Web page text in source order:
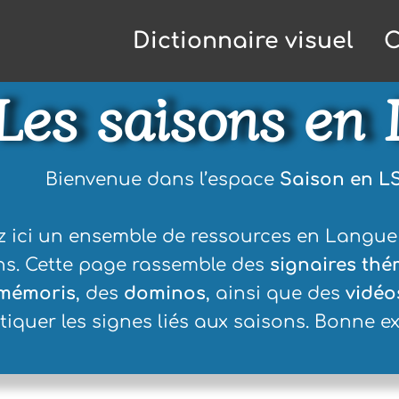
Dictionnaire visuel
saisons en
Bienvenue dans l’espace Saison en
ici un ensemble de ressources en
Cette page rassemble des signaires
, des dominos, ainsi que des
les signes liés aux saisons. Bonne